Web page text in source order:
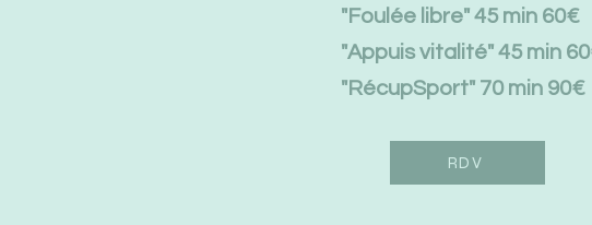
"Foulée libre" 45 min 60€
"Appuis vitalité" 45 min
"RécupSport" 70 min 90€
RDV